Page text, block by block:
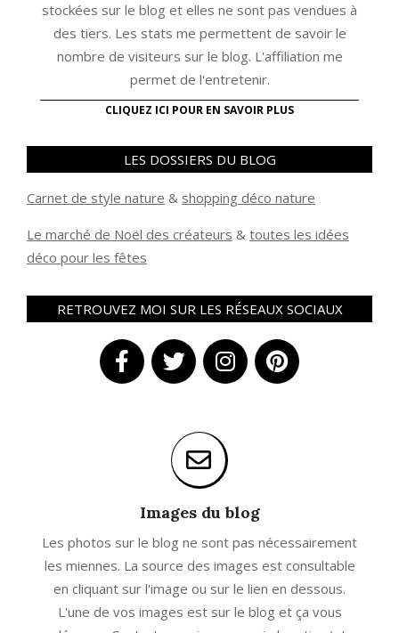
stockées sur le blog et elles ne sont pas vendues à
des tiers. Les stats me permettent de savoir le
nombre de visiteurs sur le blog. L'affiliation me
permet de l'entretenir.
CLIQUEZ ICI POUR EN SAVOIR PLUS
LES DOSSIERS DU BLOG
Carnet de style nature & shopping déco nature
Le marché de Noël des créateurs & toutes les idées
déco pour les fêtes
RETROUVEZ MOI SUR LES RÉSEAUX SOCIAUX
Images du blog
Les photos sur le blog ne sont pas nécessairement
les miennes. La source des images est consultable
en cliquant sur l'image ou sur le lien en dessous.
L'une de vos images est sur le blog et ça vous